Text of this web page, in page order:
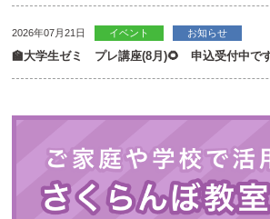
2026年07月21日 イベント お知らせ
🏫大学生ゼミ プレ講座(8月)🌻 申込受付中で